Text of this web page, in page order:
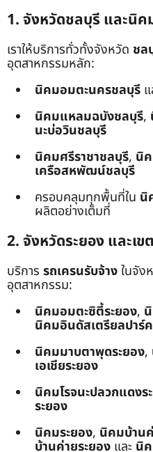
1. จังหวัดชลบุรี และนิ
เราให้บริการทั่วทั้งจังหวัด ชล
อุตสาหกรรมหลัก:
นิคมอมตะนครชลบุรี
นิคมแหลมฉบังชลบุรี,
นะบ่อวินชลบุรี
นิคมศรีราชาชลบุรี, นิ
เครือสหพัฒน์ชลบุรี
ครอบคลุมทุกพื้นที่ใน นิ
ผลิตอย่างเต็มที่
2. จังหวัดระยอง และเ
บริการ รถเครนรับจ้างในจัง
อุตสาหกรรม:
นิคมอมตะซิตี้ระยอง,
นิคมอินดัสเตรียลปาร์
นิคมมาบตาพุดระยอง,
เอเชียระยอง
นิคมโรจนะปลวกแดงร
ระยอง
นิคมระยอง, นิคมบ้าน
บ้านค่ายระยอง และ นิ